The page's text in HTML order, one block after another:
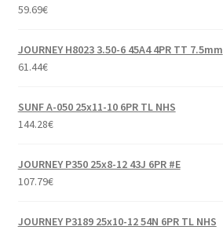
59.69€
JOURNEY H8023 3.50-6 45A4 4PR TT 7.5mm
61.44€
SUNF A-050 25x11-10 6PR TL NHS
144.28€
JOURNEY P350 25x8-12 43J 6PR #E
107.79€
JOURNEY P3189 25x10-12 54N 6PR TL NHS